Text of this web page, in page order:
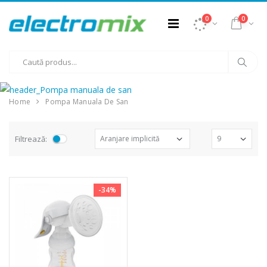
0 0
Home Pompa Manuala De San
Filtrează:
-34%